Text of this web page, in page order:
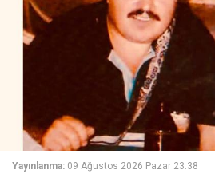
Yayınlanma: 09 Ağustos 2026 Pazar 23:38